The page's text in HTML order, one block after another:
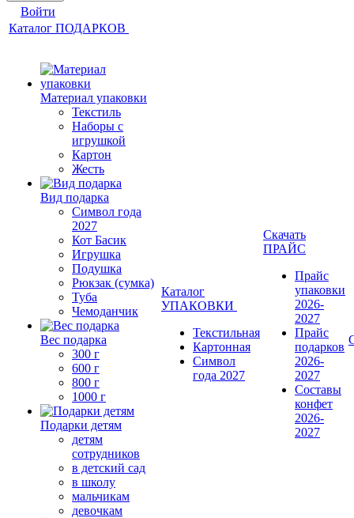
Войти
Каталог ПОДАРКОВ
Материал упаковки
Текстиль
Наборы с
игрушкой
Картон
Жесть
Вид подарка
Символ года
2027
Кот Басик
Игрушка
Подушка
Рюкзак (сумка)
Туба
Чемоданчик
Вес подарка
300 г
600 г
800 г
1000 г
Подарки детям
детям
сотрудников
в детский сад
в школу
мальчикам
девочкам
Каталог
УПАКОВКИ
Текстильная
Картонная
Символ
года 2027
Скачать
ПРАЙС
Прайс
упаковки
2026-
2027
Прайс
подарков
2026-
2027
Составы
конфет
2026-
2027